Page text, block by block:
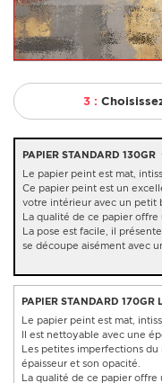
3 :
PAPIER STANDARD 130GR
Le papier peint est mat,
Ce papier peint est un
votre intérieur avec un petit
La qualité de ce papier
La pose est facile, il
se découpe aisément avec
PAPIER STANDARD 170GR
Le papier peint est mat,
Il est nettoyable avec une
Les petites imperfections du
épaisseur et son opacité.
La qualité de ce papier